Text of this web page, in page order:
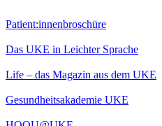
Patient:innenbroschüre
Das UKE in Leichter Sprache
Life – das Magazin aus dem UKE
Gesundheitsakademie UKE